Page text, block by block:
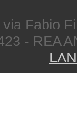
Fabio
- REA